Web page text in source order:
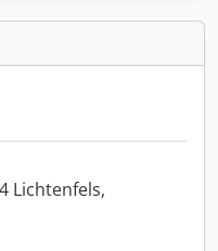
Lichtenfels,